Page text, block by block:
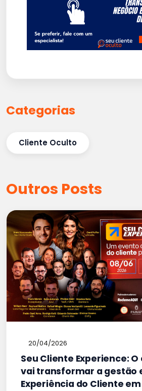
Categorias
Cliente Oculto
Outros Posts
20/04/2026
Seu Cliente Experience:
vai transformar a gestão
Experiência do Cliente